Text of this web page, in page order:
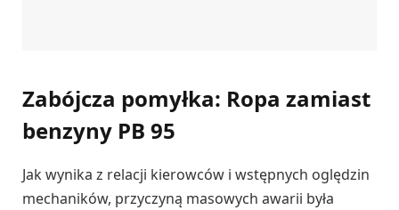
Zabójcza pomyłka: Ropa zamiast
benzyny PB 95
Jak wynika z relacji kierowców i wstępnych oględzin
mechaników, przyczyną masowych awarii była